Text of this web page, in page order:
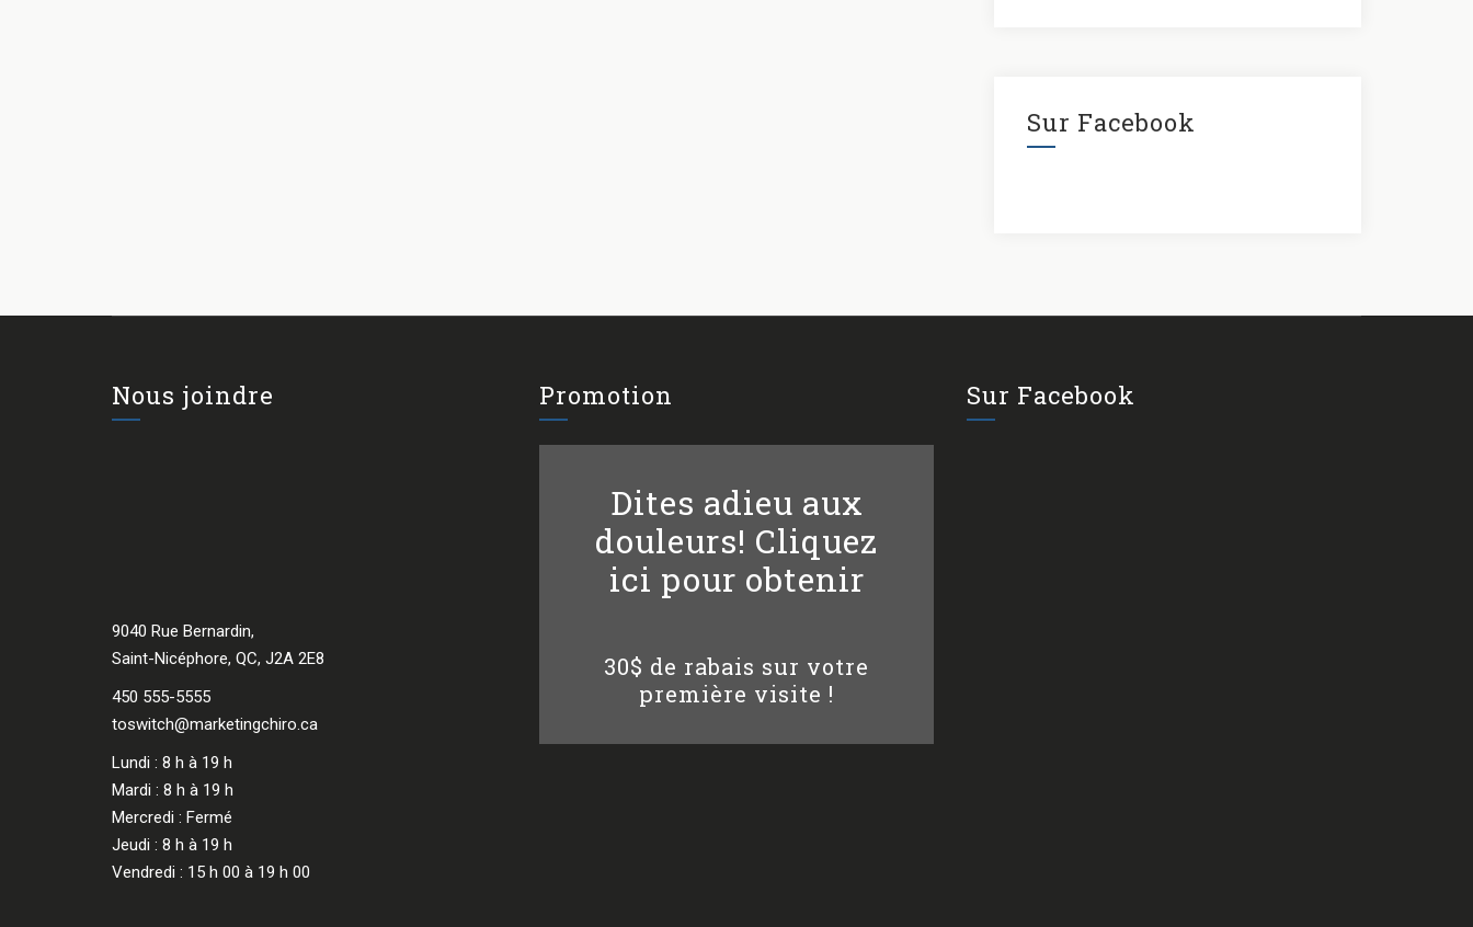
Sur Facebook
Nous joindre
9040 Rue Bernardin,
Saint-Nicéphore, QC, J2A 2E8
450 555-5555
toswitch@marketingchiro.ca
Lundi : 8 h à 19 h
Mardi : 8 h à 19 h
Mercredi : Fermé
Jeudi : 8 h à 19 h
Vendredi : 15 h 00 à 19 h 00
Promotion
Dites adieu aux
douleurs! Cliquez
ici pour obtenir
30$ de rabais sur votre
première visite !
Sur Facebook